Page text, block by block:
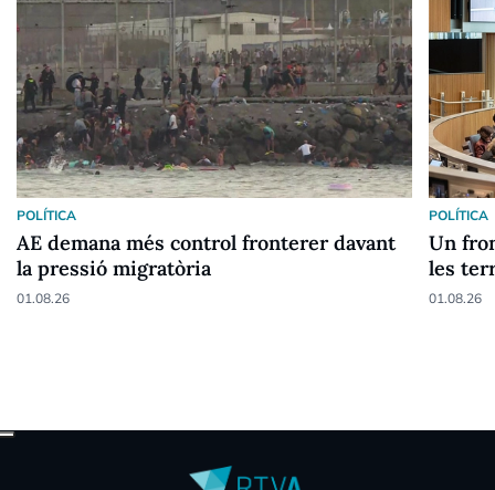
POLÍTICA
AE demana més control fronterer davant
la pressió migratòria
01.08.26
POLÍTICA
Un
les
01.08.26